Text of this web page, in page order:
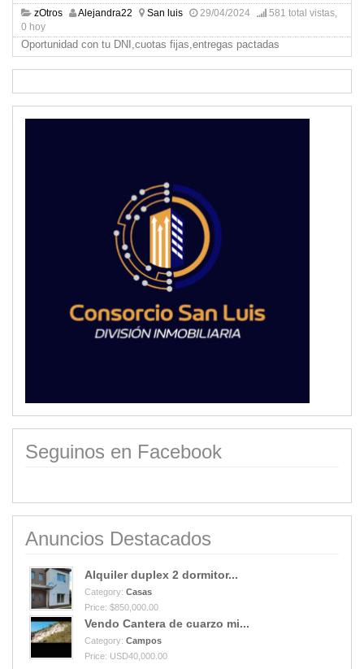
zOtros Alejandra22 San luis 29/04/2024
581 total vistas,
0 hoy
Oportunidad con tu DNI,cuotas fijas,entregas pactadas
Seguinos en Facebook
Anuncios Destacados
Alquiler duplex 2 dormitor...
Category: Casas
Price: $850,000.00
Vendo Cantera de cuarzo mi...
Category: Campos
Price: USD40,000.00